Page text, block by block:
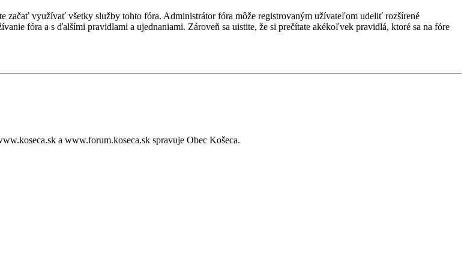
začať využívať všetky služby tohto fóra. Administrátor fóra môže registrovaným užívateľom udeliť rozšírené
fóra a s ďalšími pravidlami a ujednaniami. Zároveň sa uistite, že si prečítate akékoľvek pravidlá, ktoré sa na fóre
a www.forum.koseca.sk spravuje Obec Košeca.